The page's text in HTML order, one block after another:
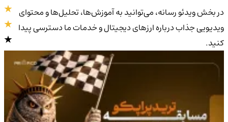
4.9/5
در بخش ویدئو رسانه، می‌توانید به آموزش‌ها، تحلیل‌ها و محتوای
ویدیویی جذاب درباره ارزهای دیجیتال و خدمات ما دسترسی پیدا
کنید.